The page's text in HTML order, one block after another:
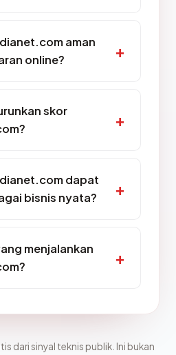
aman
online?
skor
dapat
bisnis nyata?
menjalankan
dari sinyal teknis publik. Ini bukan